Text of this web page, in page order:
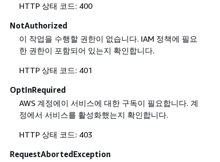
HTTP 상태 코드: 400
NotAuthorized
이 작업을 수행할 권한이 없습니다. IAM 정책에 필요
한 권한이 포함되어 있는지 확인합니다.
HTTP 상태 코드: 401
OptInRequired
AWS 계정에이 서비스에 대한 구독이 필요합니다. 계
정에서 서비스를 활성화했는지 확인합니다.
HTTP 상태 코드: 403
RequestAbortedException